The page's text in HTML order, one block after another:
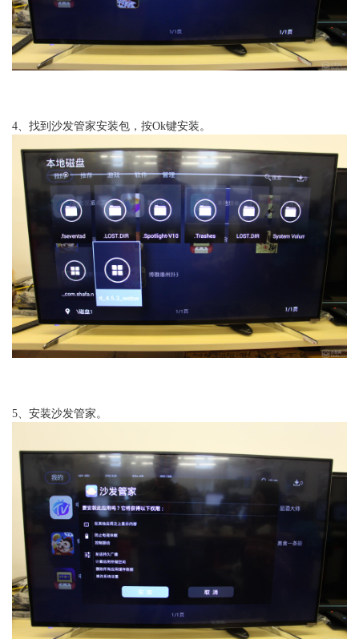
4、找到沙发管家安装包，按Ok键安装。
5、安装沙发管家。